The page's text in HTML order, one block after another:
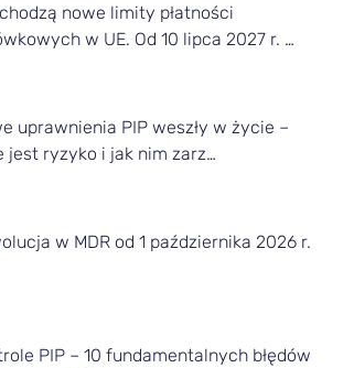
nowe limity płatności
w UE. Od 10 lipca 2027 r. …
uprawnienia PIP weszły w życie –
jest ryzyko i jak nim zarz…
w MDR od 1 października 2026 r.
PIP – 10 fundamentalnych błędów